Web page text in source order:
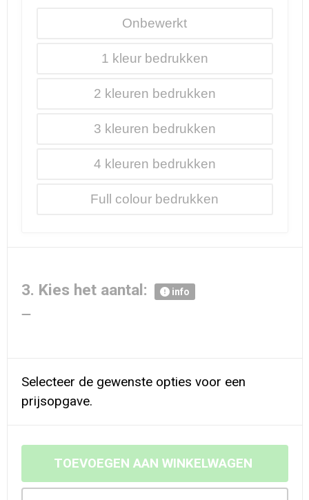
Onbewerkt
1
2
3
4
Full colour
3. Kies het aantal: info
Selecteer de gewenste opties voor een
prijsopgave.
TOEVOEGEN AAN WINKELWAGEN